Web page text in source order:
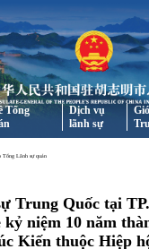
Tổng
Dịch vụ
lãnh sự
Tổng Lãnh sự quán
Trung Quốc tại
niệm 10 năm
Kiến thuộc Hiệp